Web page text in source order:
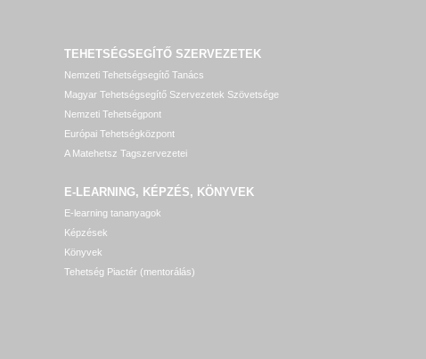
TEHETSÉGSEGÍTŐ SZERVEZETEK
Nemzeti Tehetségsegítő Tanács
Magyar Tehetségsegítő Szervezetek Szövetsége
Nemzeti Tehetségpont
Európai Tehetségközpont
A Matehetsz Tagszervezetei
E-LEARNING, KÉPZÉS, KÖNYVEK
E-learning tananyagok
Képzések
Könyvek
Tehetség Piactér (mentorálás)